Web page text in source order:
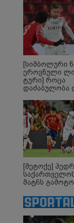
ტალანტების
ქვეყანაა"!
[სიმბოლური
ეროვნული
ტური] როცა
დაძაბულობა
არიან...
[მეტოქე]
მატჩს